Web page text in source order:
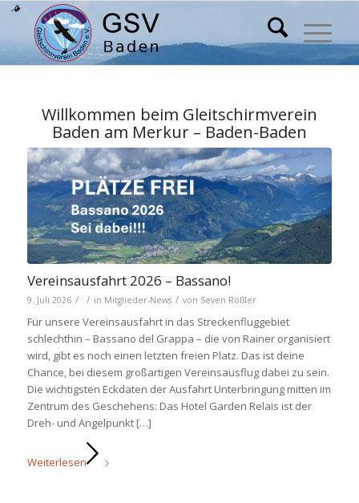
Willkommen beim Gleitschirmverein
Baden am Merkur – Baden-Baden
Vereinsausfahrt 2026 – Bassano!
9. Juli 2026 / / in Mitglieder-News / von Seven Rößler
Für unsere Vereinsausfahrt in das Streckenfluggebiet
schlechthin – Bassano del Grappa – die von Rainer organisiert
wird, gibt es noch einen letzten freien Platz. Das ist deine
Chance, bei diesem großartigen Vereinsausflug dabei zu sein.
Die wichtigsten Eckdaten der Ausfahrt Unterbringung mitten im
Zentrum des Geschehens: Das Hotel Garden Relais ist der
Dreh- und Angelpunkt […]
Weiterlesen